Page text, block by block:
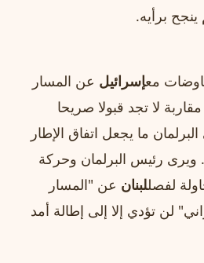
برأيه.
معإسرائيل عن المسار
لا تجد قبولا صريحا
ما يجعل اتفاق الإطار
ويرى رئيس البرلمان وحركة
لفصللبنان عن "المسار
لن تؤدي إلا إلى إطالة أمد